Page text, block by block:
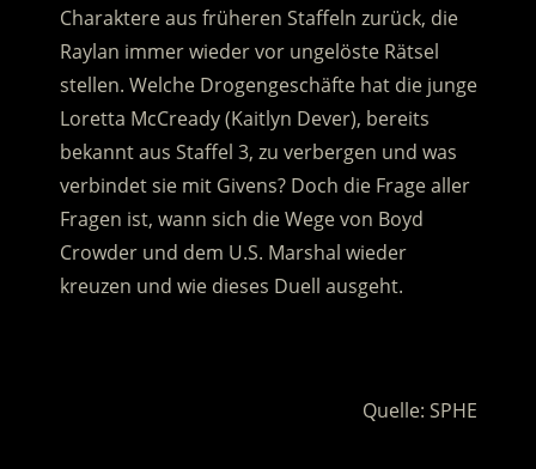
Charaktere aus früheren Staffeln zurück, die
Raylan immer wieder vor ungelöste Rätsel
stellen. Welche Drogengeschäfte hat die junge
Loretta McCready (Kaitlyn Dever), bereits
bekannt aus Staffel 3, zu verbergen und was
verbindet sie mit Givens? Doch die Frage aller
Fragen ist, wann sich die Wege von Boyd
Crowder und dem U.S. Marshal wieder
kreuzen und wie dieses Duell ausgeht.
Quelle: SPHE